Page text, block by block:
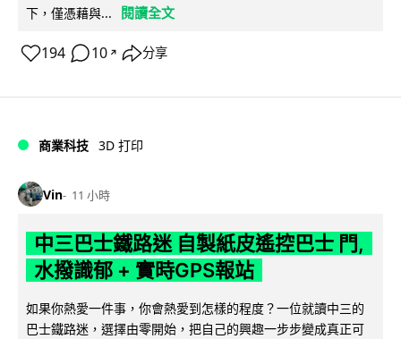
下，僅憑藉與...
閱讀全文
194 10 ↗ 分享
商業科技 3D 打印
Vin 11 小時
中三巴士鐵路迷 自製紙皮遙控巴士 門,
水撥識郁 + 實時GPS報站
如果你熱愛一件事，你會熱愛到怎樣的程度？一位就讀中三的
巴士鐵路迷，選擇由零開始，把自己的興趣一步步變成真正可